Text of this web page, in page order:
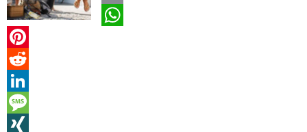
Email
WhatsApp
Pinterest
Reddit
LinkedIn
Message